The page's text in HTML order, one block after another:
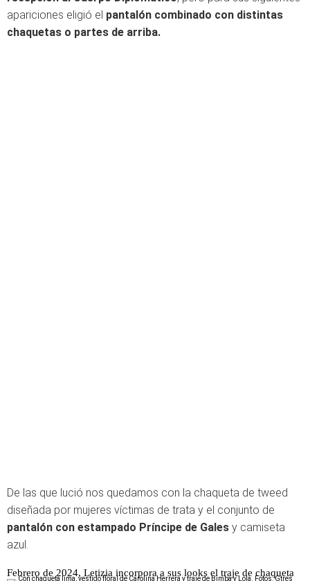
apariciones eligió el pantalón combinado con distintas
chaquetas o partes de arriba.
De las que lució nos quedamos con la chaqueta de tweed
diseñada por mujeres víctimas de trata y el conjunto de
pantalón con estampado Príncipe de Gales y camiseta
azul.
Febrero de 2024, Letizia incorpora a sus looks el traje de chaqueta